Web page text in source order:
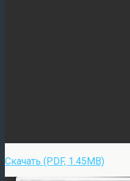
Скачать (PDF, 1.45MB)